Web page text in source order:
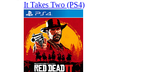
It Takes Two (PS4)